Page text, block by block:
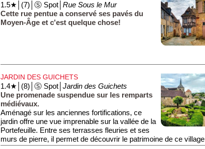
1.5★│(7)│Ⓢ Spot│Rue Sous le Mur
Cette rue pentue a conservé ses pavés du
Moyen-Âge et c'est quelque chose!
JARDIN DES GUICHETS
1.4★│(8)│Ⓢ Spot│Jardin des Guichets
Une promenade suspendue sur les remparts
médiévaux.
Aménagé sur les anciennes fortifications, ce
jardin offre une vue imprenable sur la vallée de la
Portefeuille. Entre ses terrasses fleuries et ses
murs de pierre, il permet de découvrir le patrimoine de ce village